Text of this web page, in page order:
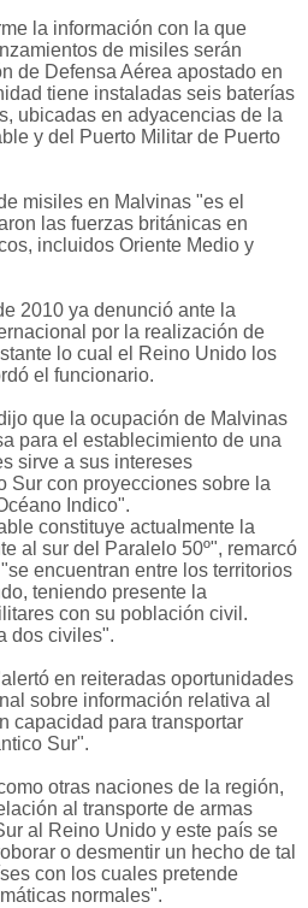
la información con la que
de misiles serán
de Defensa Aérea apostado en
tiene instaladas seis baterías
ubicadas en adyacencias de la
y del Puerto Militar de Puerto
misiles en Malvinas "es el
las fuerzas británicas en
incluidos Oriente Medio y
2010 ya denunció ante la
por la realización de
lo cual el Reino Unido los
el funcionario.
que la ocupación de Malvinas
para el establecimiento de una
sirve a sus intereses
Sur con proyecciones sobre la
Indico".
constituye actualmente la
al sur del Paralelo 50º", remarcó
encuentran entre los territorios
teniendo presente la
con su población civil.
dos civiles".
en reiteradas oportunidades
sobre información relativa al
capacidad para transportar
Sur".
otras naciones de la región,
al transporte de armas
al Reino Unido y este país se
o desmentir un hecho de tal
con los cuales pretende
normales".